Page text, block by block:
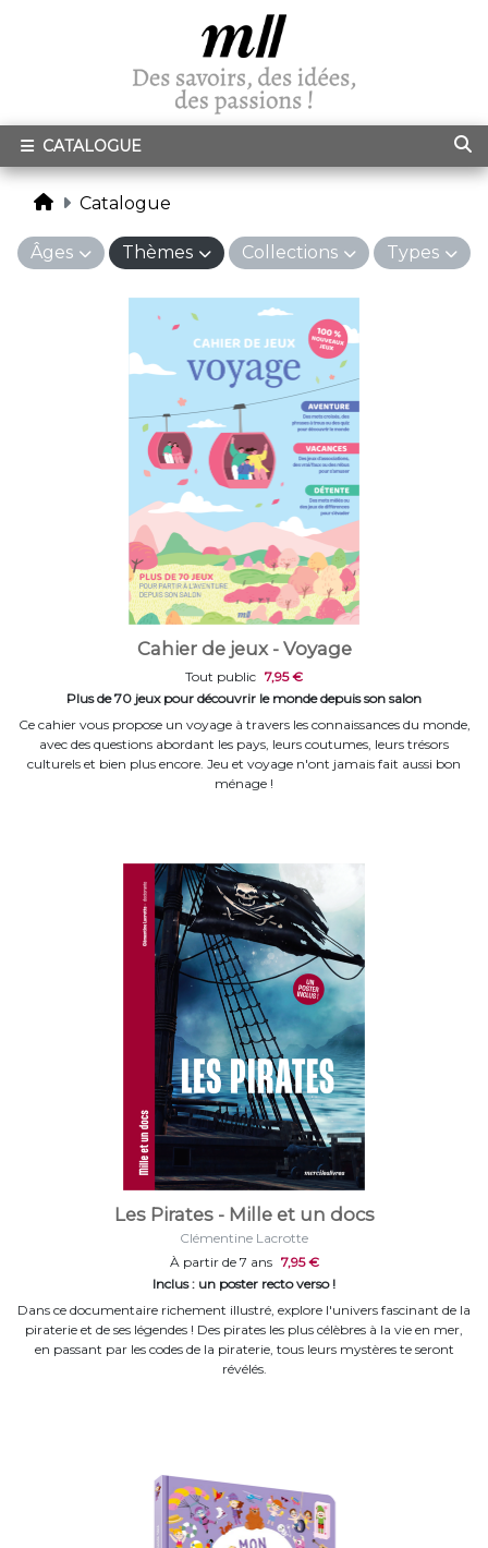
CATALOGUE
Catalogue
Âges Thèmes Collections Types
Cahier de jeux - Voyage
Tout public 7,95 €
Plus de 70 jeux pour découvrir le monde depuis son salon
Ce cahier vous propose un voyage à travers les connaissances du monde,
avec des questions abordant les pays, leurs coutumes, leurs trésors
culturels et bien plus encore. Jeu et voyage n'ont jamais fait aussi bon
ménage !
Les Pirates - Mille et un docs
Clémentine Lacrotte
À partir de 7 ans 7,95 €
Inclus : un poster recto verso !
Dans ce documentaire richement illustré, explore l'univers fascinant de la
piraterie et de ses légendes ! Des pirates les plus célèbres à la vie en mer,
en passant par les codes de la piraterie, tous leurs mystères te seront
révélés.